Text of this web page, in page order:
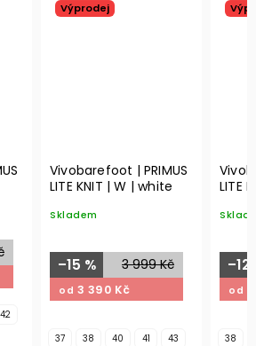
42
Výprodej
Vivobarefoot | PRIMUS
LITE KNIT | W | white
Skladem
3 999 Kč
–15 %
od 3 390 Kč
37 38 40 41 43
LITE
–12
od
38